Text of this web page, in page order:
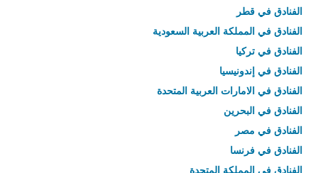
الفنادق في قطر
الفنادق في المملكة العربية السعودية
الفنادق في تركيا
الفنادق في إندونيسيا
الفنادق في الامارات العربية المتحدة
الفنادق في البحرين
الفنادق في مصر
الفنادق في فرنسا
الفنادق في المملكة المتحدة